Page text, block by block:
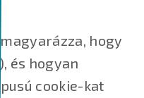
hogy
és hogyan
cookie-kat